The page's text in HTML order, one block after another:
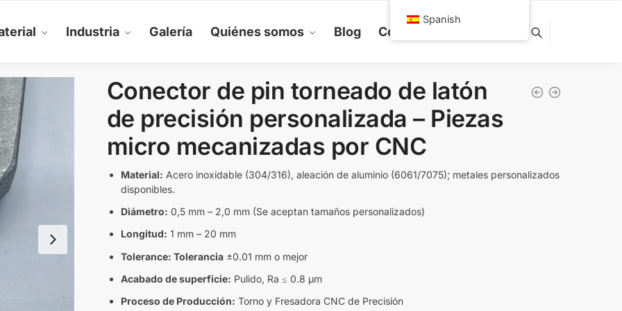
Industria Galería Quiénes somos Blog Contáctanos
Conector de pin torneado de latón
de precisión personalizada – Piezas
micro mecanizadas por CNC
Material: Acero inoxidable (304/316), aleación de aluminio (6061/7075); metales personalizados
disponibles.
Diámetro: 0,5 mm – 2,0 mm (Se aceptan tamaños personalizados)
Longitud: 1 mm – 20 mm
Tolerance: Tolerancia±0.01 mm o mejor
Acabado de superficie: Pulido, Ra ≤ 0.8 μm
Proceso de Producción: Torno y Fresadora CNC de Precisión
Spanish